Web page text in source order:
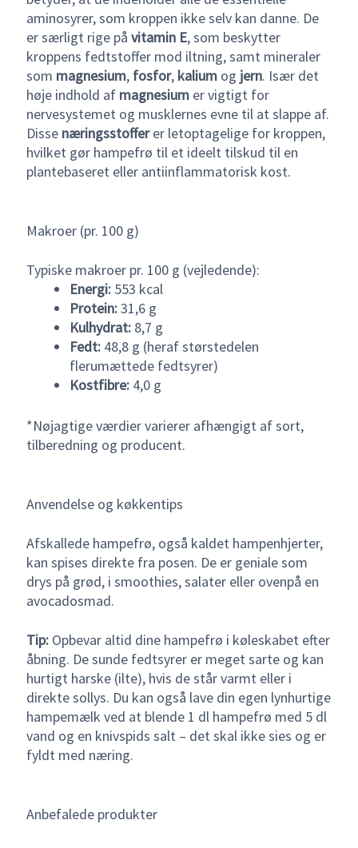
aminosyrer, som kroppen ikke selv kan danne. De
er særligt rige på vitamin E, som beskytter
kroppens fedtstoffer mod iltning, samt mineraler
som magnesium, fosfor, kaliumog jern. Især det
høje indhold af magnesiumer vigtigt for
nervesystemet og musklernes evne til at slappe af.
Disse næringsstofferer letoptagelige for kroppen,
hvilket gør hampefrø til et ideelt tilskud til en
plantebaseret eller antiinflammatorisk kost.
Makroer (pr. 100 g)
Typiske makroer pr. 100 g (vejledende):
Energi:553 kcal
Protein:31,6 g
Kulhydrat:8,7 g
Fedt:48,8 g (heraf størstedelen
flerumættede fedtsyrer)
Kostfibre:4,0 g
*Nøjagtige værdier varierer afhængigt af sort,
tilberedning og producent.
Anvendelse og køkkentips
Afskallede hampefrø, også kaldet hampenhjerter,
kan spises direkte fra posen. De er geniale som
drys på grød, i smoothies, salater eller ovenpå en
avocadosmad.
Tip:Opbevar altid dine hampefrø i køleskabet efter
åbning. De sunde fedtsyrer er meget sarte og kan
hurtigt harske (ilte), hvis de står varmt eller i
direkte sollys. Du kan også lave din egen lynhurtige
hampemælk ved at blende 1 dl hampefrø med 5 dl
vand og en knivspids salt – det skal ikke sies og er
fyldt med næring.
Anbefalede produkter